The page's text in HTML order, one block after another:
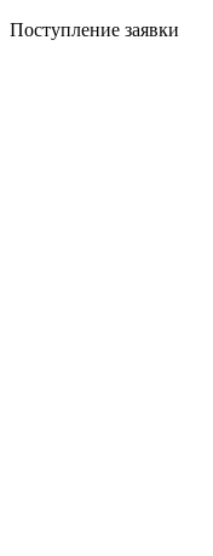
Поступление заявки